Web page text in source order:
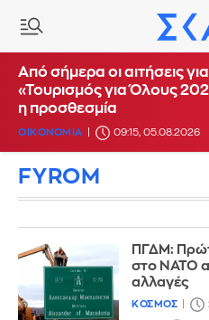
Από σήμερα οι αιτήσεις
«Τουρισμός για Όλους
η προσθεσμία
ΟΙΚΟΝΟΜΙΑ 09:15, 05.08.2026
FYROM
ΠΓΔΜ:
στο ΝΑΤΟ
αλλαγές
ΚΟΣΜΟΣ